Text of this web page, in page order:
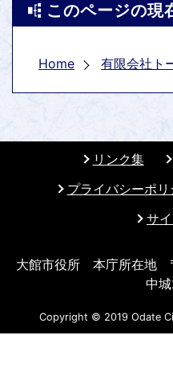
このページの現
Home 有限会社ト
リンク集
プライバシーポリ
サ
大館市役所 本庁所在地
中
Copyright © 2019 Odate